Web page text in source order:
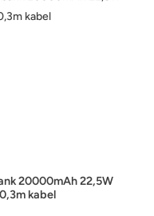
20000mAh 22,5W
kabel